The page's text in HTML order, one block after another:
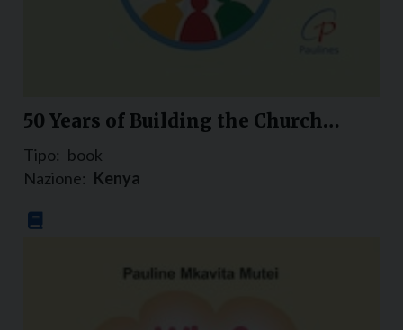
50 Years of Building the Church…
Tipo: book
Nazione: Kenya